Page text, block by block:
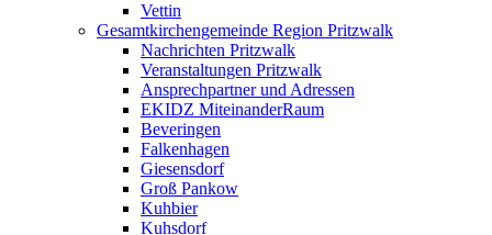
Vettin
Gesamtkirchengemeinde Region Pritzwalk
Nachrichten Pritzwalk
Veranstaltungen Pritzwalk
Ansprechpartner und Adressen
EKIDZ MiteinanderRaum
Beveringen
Falkenhagen
Giesensdorf
Groß Pankow
Kuhbier
Kuhsdorf